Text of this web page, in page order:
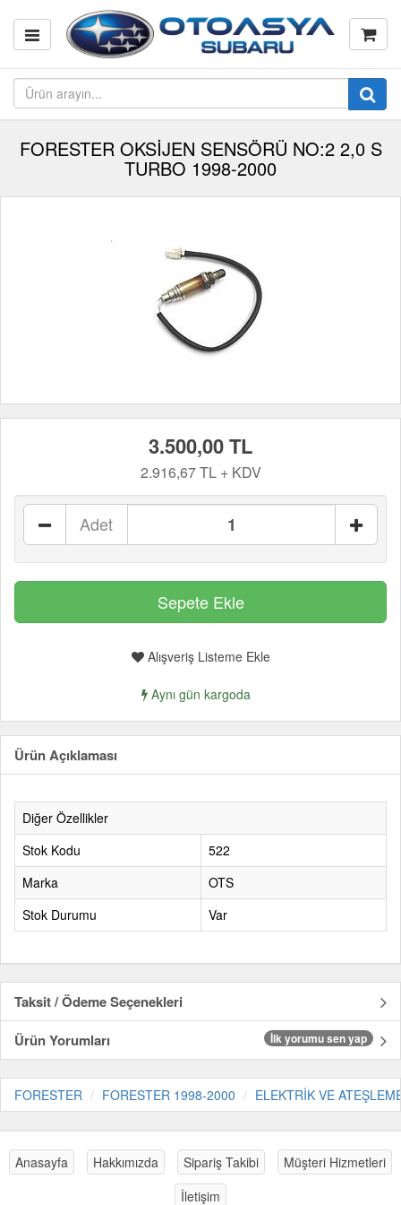
FORESTER OKSİJEN SENSÖRÜ NO:2 2,0 S
TURBO 1998-2000
3.500,00 TL
2.916,67 TL + KDV
Adet
Alışveriş Listeme Ekle
Aynı gün kargoda
Ürün Açıklaması
Diğer Özellikler
Stok Kodu
522
Marka
OTS
Stok Durumu
Var
Taksit / Ödeme Seçenekleri
Ürün Yorumları
İlk yorumu sen yap
FORESTER FORESTER 1998-2000 ELEKTRİK VE
Anasayfa Hakkımızda Sipariş Takibi
Müşteri Hizmetleri
İletişim